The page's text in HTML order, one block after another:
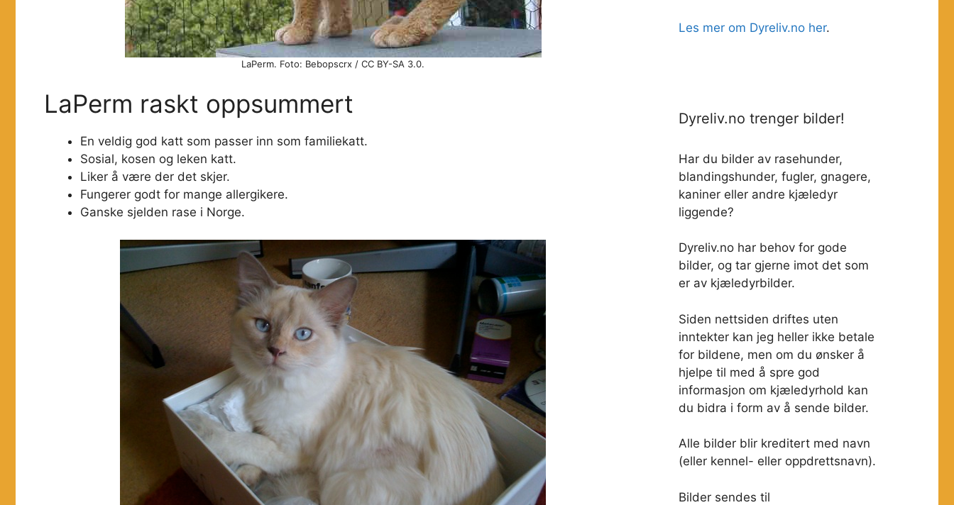
LaPerm. Foto: Bebopscrx / CC BY-SA 3.0.
LaPerm raskt oppsummert
En veldig god katt som passer inn som familiekatt.
Sosial, kosen og leken katt.
Liker å være der det skjer.
Fungerer godt for mange allergikere.
Ganske sjelden rase i Norge.
Les mer om Dyreliv.no her.
Dyreliv.no trenger bilder!
Har du bilder av rasehunder,
blandingshunder, fugler, gnagere,
kaniner eller andre kjæledyr
liggende?
Dyreliv.no har behov for gode
bilder, og tar gjerne imot det som
er av kjæledyrbilder.
Siden nettsiden driftes uten
inntekter kan jeg heller ikke betale
for bildene, men om du ønsker å
hjelpe til med å spre god
informasjon om kjæledyrhold kan
du bidra i form av å sende bilder.
Alle bilder blir kreditert med navn
(eller kennel- eller oppdrettsnavn).
Bilder sendes til